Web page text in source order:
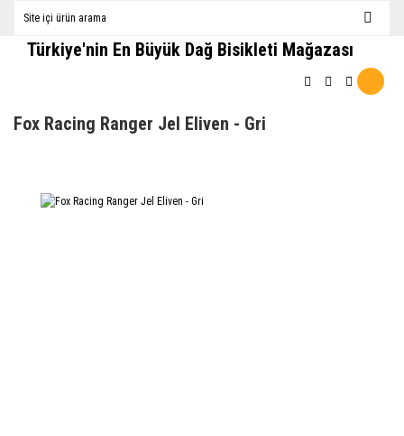
Türkiye'nin En Büyük Dağ Bisikleti Mağazası
Fox Racing Ranger Jel Eliven - Gri